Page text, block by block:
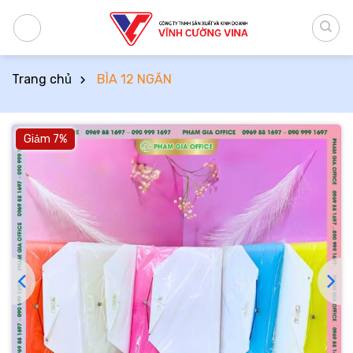
qua
Trang chủ
BÌA 12 NGĂN
Giảm 7%